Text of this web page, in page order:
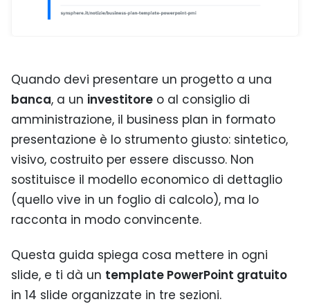
Quando devi presentare un progetto a una
banca, a un investitore o al consiglio di
amministrazione, il business plan in formato
presentazione è lo strumento giusto: sintetico,
visivo, costruito per essere discusso. Non
sostituisce il modello economico di dettaglio
(quello vive in un foglio di calcolo), ma lo
racconta in modo convincente.
Questa guida spiega cosa mettere in ogni
slide, e ti dà un template PowerPoint gratuito
in 14 slide organizzate in tre sezioni.